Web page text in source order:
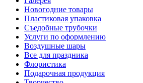
Новогодние товары
Пластиковая упаковка
Съедобные трубочки
Услуги по оформлению
Воздушные шары
Все для праздника
Флористика
Подарочная продукция